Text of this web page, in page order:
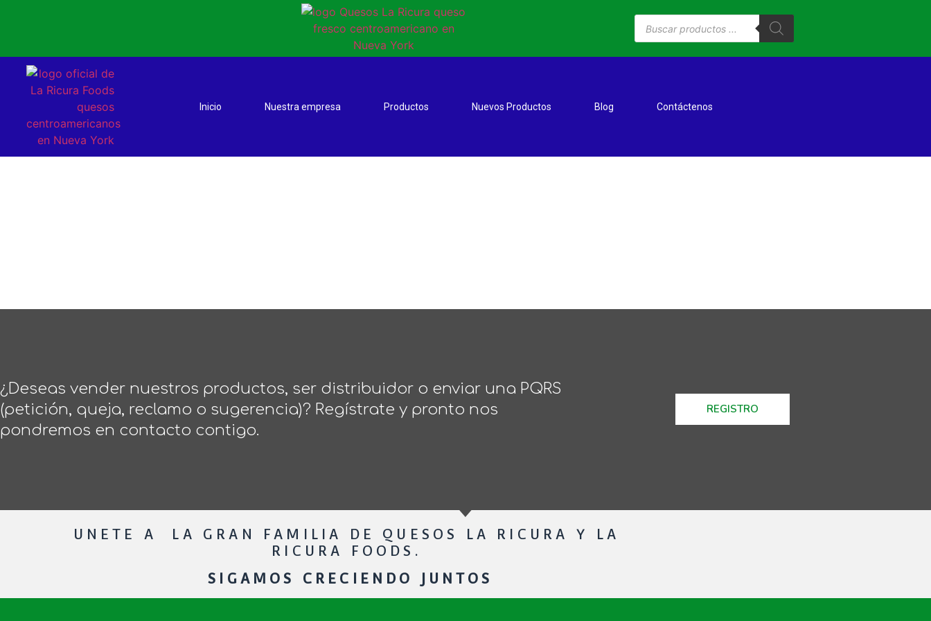
Inicio Nuestra empresa Productos Nuevos Productos Blog Contáctenos
¿Deseas vender nuestros productos, ser distribuidor o enviar una PQRS
(petición, queja, reclamo o sugerencia)? Regístrate y pronto nos
pondremos en contacto contigo.
REGISTRO
UNETE A LA GRAN FAMILIA DE QUESOS LA RICURA Y LA
RICURA FOODS.
SIGAMOS CRECIENDO JUNTOS